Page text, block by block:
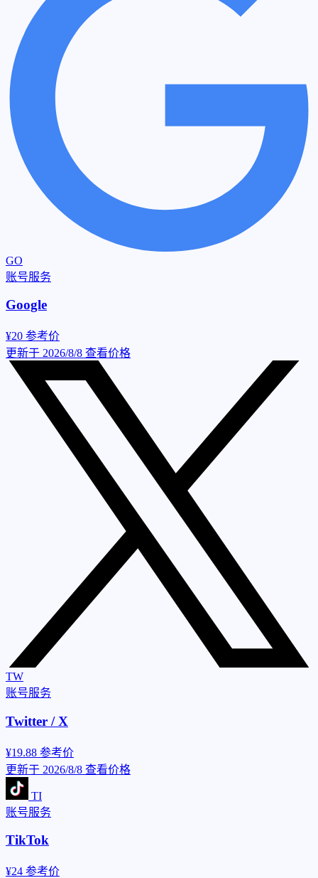
GO
账号服务
Google
¥20 参考价
更新于 2026/8/8 查看价格
TW
账号服务
Twitter / X
¥19.88 参考价
更新于 2026/8/8 查看价格
TI
账号服务
TikTok
¥24 参考价